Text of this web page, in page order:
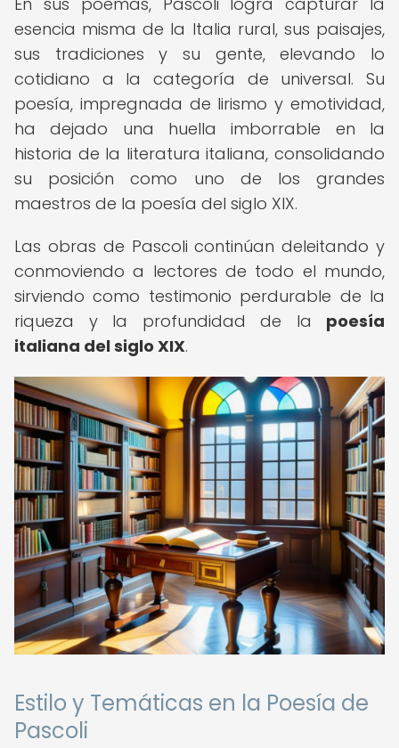
esencia misma de la Italia rural, sus paisajes,
sus tradiciones y su gente, elevando lo
cotidiano a la categoría de universal. Su
poesía, impregnada de lirismo y emotividad,
ha dejado una huella imborrable en la
historia de la literatura italiana, consolidando
su posición como uno de los grandes
maestros de la poesía del siglo XIX.
Las obras de Pascoli continúan deleitando y
conmoviendo a lectores de todo el mundo,
sirviendo como testimonio perdurable de la
riqueza y la profundidad de la poesía
italiana del siglo XIX.
Estilo y Temáticas en la Poesía de
Pascoli